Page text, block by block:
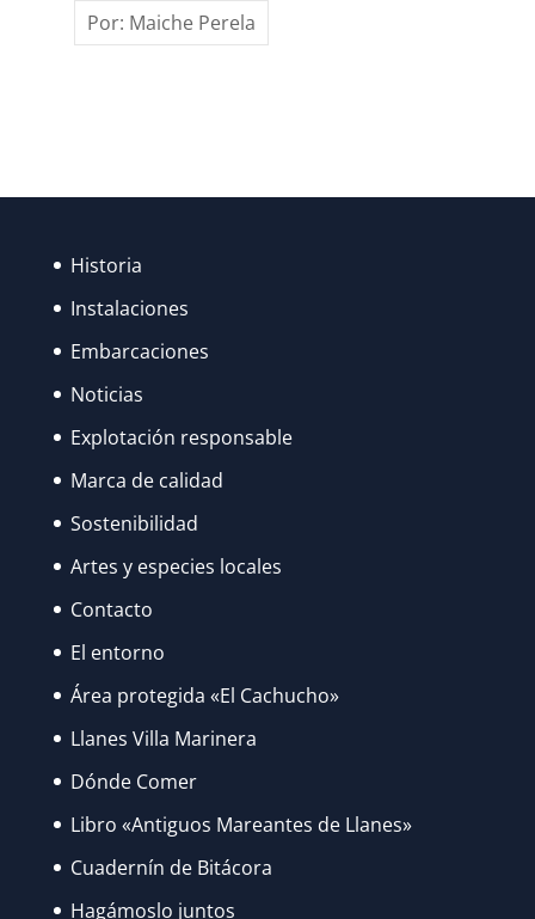
Por: Maiche Perela
Historia
Instalaciones
Embarcaciones
Noticias
Explotación responsable
Marca de calidad
Sostenibilidad
Artes y especies locales
Contacto
El entorno
Área protegida «El Cachucho»
Llanes Villa Marinera
Dónde Comer
Libro «Antiguos Mareantes de Llanes»
Cuadernín de Bitácora
Hagámoslo juntos